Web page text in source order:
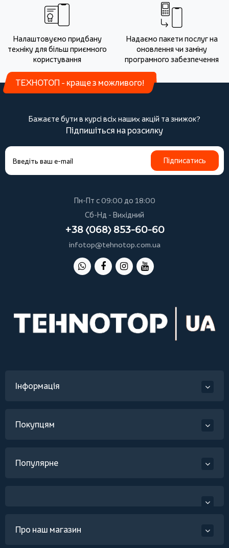
Налаштовуємо придбану
техніку для більш приємного
користування
Надаємо пакети послуг на
оновлення чи заміну
програмного забезпечення
ТЕХНОТОП - краще з можливого!
Бажаєте бути в курсі всіх наших акцій та знижок?
Підпишіться на розсилку
Підписатись
Пн-Пт с 09:00 до 18:00
Сб-Нд - Вихідний
+38 (068) 853-60-60
infotop@tehnotop.com.ua
Інформація
Покупцям
Популярне
Про наш магазин